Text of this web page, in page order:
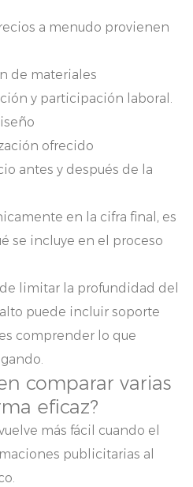
a menudo provienen
de materiales
y participación laboral.
ofrecido
antes y después de la
en la cifra final, es
se incluye en el proceso
limitar la profundidad del
puede incluir soporte
comprender lo que
comparar varias
eficaz?
más fácil cuando el
publicitarias al